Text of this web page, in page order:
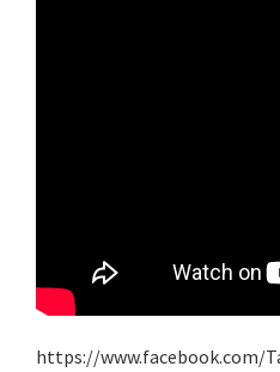
https://www.facebook.com/